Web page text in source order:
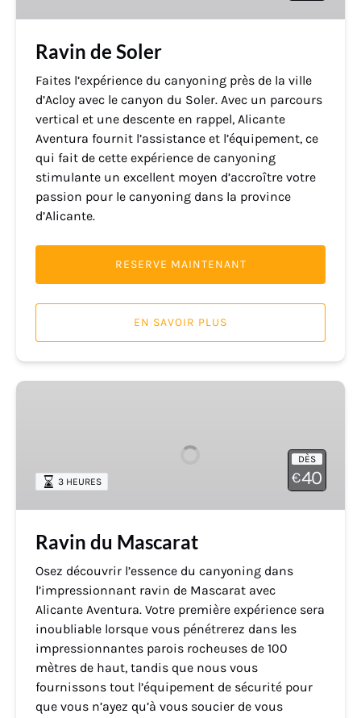
Ravin de Soler
Faites l’expérience du canyoning près de la ville
d’Acloy avec le canyon du Soler. Avec un parcours
vertical et une descente en rappel, Alicante
Aventura fournit l’assistance et l’équipement, ce
qui fait de cette expérience de canyoning
stimulante un excellent moyen d’accroître votre
passion pour le canyoning dans la province
d’Alicante.
RESERVE MAINTENANT
EN SAVOIR PLUS
Ravin
DÈS
€40
3 HEURES
Ravin du Mascarat
Osez découvrir l’essence du canyoning dans
l’impressionnant ravin de Mascarat avec
Alicante Aventura. Votre première expérience sera
inoubliable lorsque vous pénétrerez dans les
impressionnantes parois rocheuses de 100
mètres de haut, tandis que nous vous
fournissons tout l’équipement de sécurité pour
que vous n’ayez qu’à vous soucier de vous